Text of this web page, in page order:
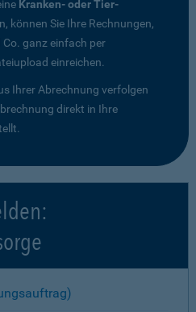
Kranken- oder Tier-
können Sie Ihre Rechnungen,
ganz einfach per
einreichen.
Ihrer Abrechnung verfolgen
direkt in Ihre